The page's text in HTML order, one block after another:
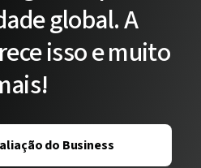
global. A
isso e muito
do Business